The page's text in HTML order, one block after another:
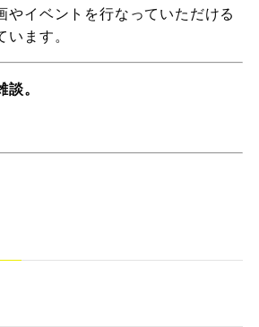
やイベントを行なっていただける
います。
。